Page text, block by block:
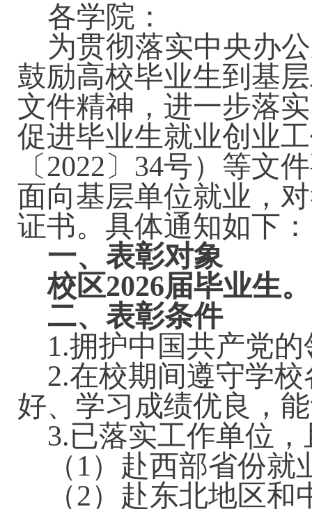
各学院：
为贯彻落实中央办
鼓励高校毕业生到基
文件精神，进一步落
促进毕业生就业创业
〔2022〕34号）等文
面向基层单位就业，
证书。具体通知如下：
一、表彰对象
校区2026届毕业生。
二、表彰条件
1.拥护中国共产党
2.在校期间遵守学
好、学习成绩优良，
3.已落实工作单位
（1）赴西部省份就
（2）赴东北地区和